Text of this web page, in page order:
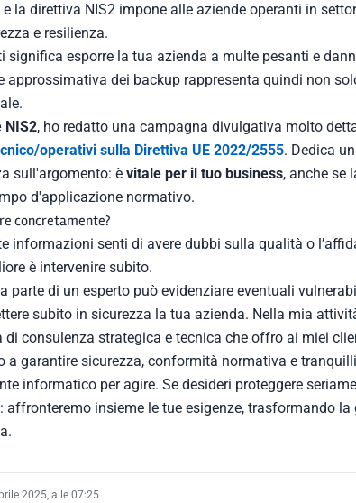
la direttiva NIS2 impone alle aziende operanti in
e resilienza.
significa esporre la tua azienda a multe pesanti e
approssimativa dei backup rappresenta quindi non
NIS2, ho redatto una campagna divulgativa molto
operativi sulla Direttiva UE 2022/2555. Dedica
sull'argomento: è vitale per il tuo business, anche se
d'applicazione normativo.
concretamente?
informazioni senti di avere dubbi sulla qualità o
è intervenire subito.
parte di un esperto può evidenziare eventuali
subito in sicurezza la tua azienda. Nella mia
consulenza strategica e tecnica che offro ai miei
a garantire sicurezza, conformità normativa e
informatico per agire. Se desideri proteggere
: affronteremo insieme le tue esigenze, trasformando
2025, alle 07:25